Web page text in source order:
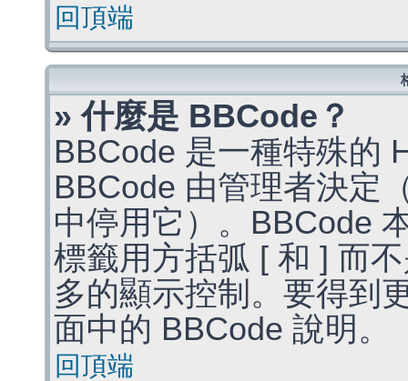
回頂端
» 什麼是 BBCode？
BBCode 是一種特殊的
BBCode 由管理者決定
中停用它）。BBCode
標籤用方括弧 [ 和 ] 而
多的顯示控制。要得到
面中的 BBCode 說明。
回頂端